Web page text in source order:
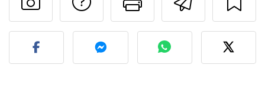
Publicar la foto de esta